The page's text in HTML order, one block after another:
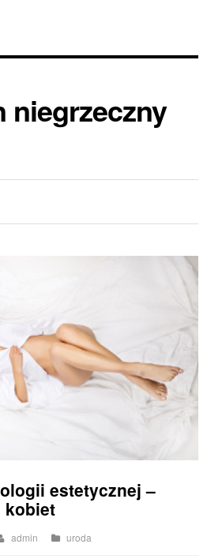
niegrzeczny
estetycznej –
kobiet
admin uroda